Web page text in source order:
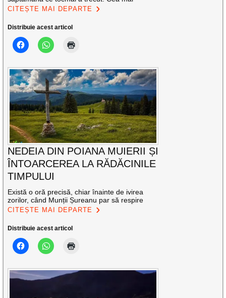
CITEȘTE MAI DEPARTE
Distribuie acest articol
NEDEIA DIN POIANA MUIERII ȘI
ÎNTOARCEREA LA RĂDĂCINILE
TIMPULUI
Există o oră precisă, chiar înainte de ivirea
zorilor, când Munții Șureanu par să respire
CITEȘTE MAI DEPARTE
Distribuie acest articol